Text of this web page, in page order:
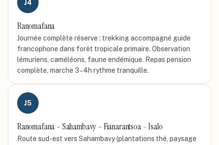
J4
Ranomafana
Journée complète réserve : trekking accompagné guide
francophone dans forêt tropicale primaire. Observation
lémuriens, caméléons, faune endémique. Repas pension
complète, marche 3–4h rythme tranquille.
J5
Ranomafana – Sahambavy – Fianarantsoa – Isalo
Route sud-est vers Sahambavy (plantations thé, paysage